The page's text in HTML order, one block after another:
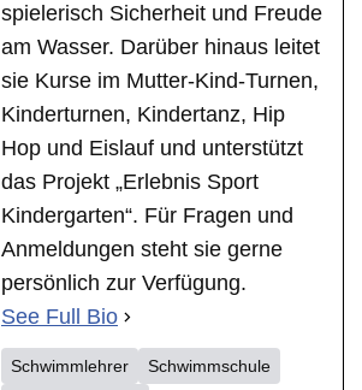
spielerisch Sicherheit und Freude
am Wasser. Darüber hinaus leitet
sie Kurse im Mutter-Kind-Turnen,
Kinderturnen, Kindertanz, Hip
Hop und Eislauf und unterstützt
das Projekt „Erlebnis Sport
Kindergarten“. Für Fragen und
Anmeldungen steht sie gerne
persönlich zur Verfügung.
See Full Bio
Schwimmlehrer Schwimmschule